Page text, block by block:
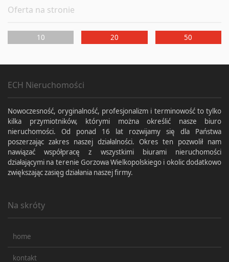
Oferta na stronie
10 20 50
ECH Nieruchomości
Nowoczesność, oryginalność, profesjonalizm i terminowość to tylko
kilka przymiotników, którymi można określić nasze biuro
nieruchomości. Od ponad 16 lat rozwijamy się dla Państwa
poszerzając zakres naszej działalności. Okres ten pozwolił nam
nawiązać współpracę z wszystkimi biurami nieruchomości
działającymi na terenie Gorzowa Wielkopolskiego i okolic dodatkowo
zwiększając zasięg działania naszej firmy.
Na skróty
home
kontakt